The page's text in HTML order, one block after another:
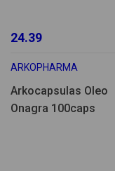
24.39
ARKOPHARMA
Arkocapsulas Oleo
Onagra 100caps